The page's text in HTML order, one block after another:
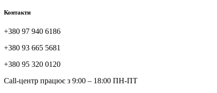
Контакти
+380 97 940 6186
+380 93 665 5681
+380 95 320 0120
Call-центр працює з 9:00 – 18:00 ПН-ПТ